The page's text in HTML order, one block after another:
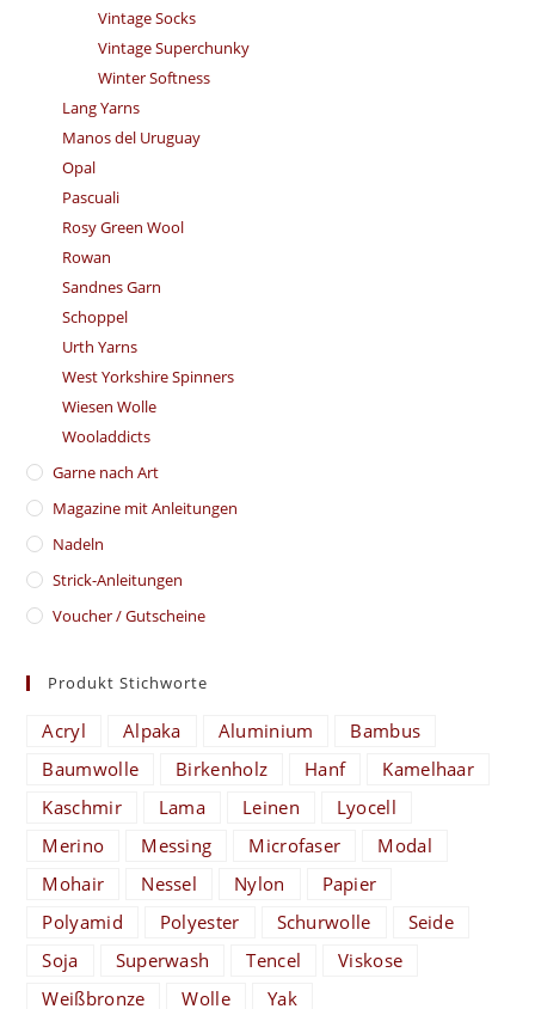
Vintage Socks
Vintage Superchunky
Winter Softness
Lang Yarns
Manos del Uruguay
Opal
Pascuali
Rosy Green Wool
Rowan
Sandnes Garn
Schoppel
Urth Yarns
West Yorkshire Spinners
Wiesen Wolle
Wooladdicts
Garne nach Art
Magazine mit Anleitungen
Nadeln
Strick-Anleitungen
Voucher / Gutscheine
Produkt Stichworte
Acryl Alpaka Aluminium
Bambus
Baumwolle
Birkenholz Hanf
Kamelhaar
Kaschmir
Lama Leinen
Lyocell
Merino
Messing Microfaser
Modal
Mohair
Nessel Nylon
Papier
Polyamid
Polyester Schurwolle
Seide
Soja
Superwash Tencel
Viskose
Weißbronze
Wolle Yak